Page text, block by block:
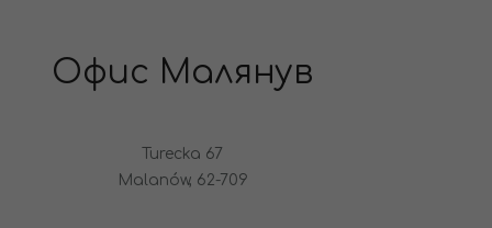
Офис Малянув
Turecka 67
Malanów, 62-709